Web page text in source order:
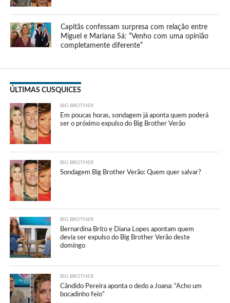
Capitãs confessam surpresa com relação entre
Miguel e Mariana Sá: “Venho com uma opinião
completamente diferente”
ÚLTIMAS CUSQUICES
BIG BROTHER
Em poucas horas, sondagem já aponta quem poderá
ser o próximo expulso do Big Brother Verão
BIG BROTHER
Sondagem Big Brother Verão: Quem quer salvar?
BIG BROTHER
Bernardina Brito e Diana Lopes apontam quem
devia ser expulso do Big Brother Verão deste
domingo
BIG BROTHER
Cândido Pereira aponta o dedo a Joana: “Acho um
bocadinho feio”